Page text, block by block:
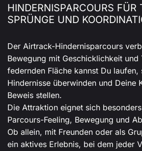
HINDERNISPARCOURS FÜR
SPRÜNGE UND
Der Airtrack-Hindernisparcours
Bewegung mit Geschicklichkeit
federnden Fläche kannst Du laufen,
Hindernisse überwinden und Deine
Beweis stellen.
Die Attraktion eignet sich
Parcours-Feeling, Bewegung und
Ob allein, mit Freunden oder als
ein aktives Erlebnis, bei dem jeder